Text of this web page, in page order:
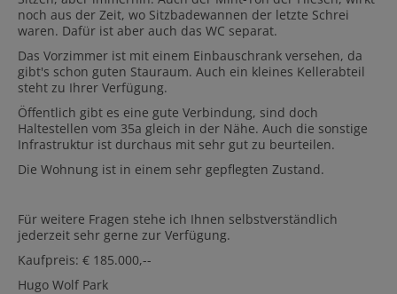
noch aus der Zeit, wo Sitzbadewannen der letzte Schrei
waren. Dafür ist aber auch das WC separat.
Das Vorzimmer ist mit einem Einbauschrank versehen, da
gibt's schon guten Stauraum. Auch ein kleines Kellerabteil
steht zu Ihrer Verfügung.
Öffentlich gibt es eine gute Verbindung, sind doch
Haltestellen vom 35a gleich in der Nähe. Auch die sonstige
Infrastruktur ist durchaus mit sehr gut zu beurteilen.
Die Wohnung ist in einem sehr gepflegten Zustand.
Für weitere Fragen stehe ich Ihnen selbstverständlich
jederzeit sehr gerne zur Verfügung.
Kaufpreis: € 185.000,--
Hugo Wolf Park